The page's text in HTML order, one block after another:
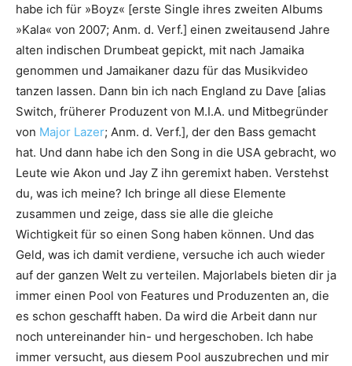
habe ich für »Boyz« [erste Single ihres zweiten Albums
»Kala« von 2007; Anm. d. Verf.] einen zweitausend Jahre
alten indischen Drumbeat gepickt, mit nach Jamaika
genommen und Jamaikaner dazu für das Musikvideo
tanzen lassen. Dann bin ich nach England zu Dave [alias
Switch, früherer Produzent von M.I.A. und Mitbegründer
von Major Lazer; Anm. d. Verf.], der den Bass gemacht
hat. Und dann habe ich den Song in die USA gebracht, wo
Leute wie Akon und Jay Z ihn geremixt haben. Verstehst
du, was ich meine? Ich bringe all diese Elemente
zusammen und zeige, dass sie alle die gleiche
Wichtigkeit für so einen Song haben können. Und das
Geld, was ich damit verdiene, versuche ich auch wieder
auf der ganzen Welt zu verteilen. Majorlabels bieten dir ja
immer einen Pool von Features und Produzenten an, die
es schon geschafft haben. Da wird die Arbeit dann nur
noch untereinander hin- und hergeschoben. Ich habe
immer versucht, aus diesem Pool auszubrechen und mir